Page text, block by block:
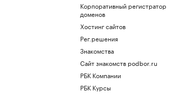
Корпоративный регистратор
доменов
Хостинг сайтов
Рег.решения
Знакомства
Сайт знакомств podbor.ru
РБК Компании
РБК Курсы